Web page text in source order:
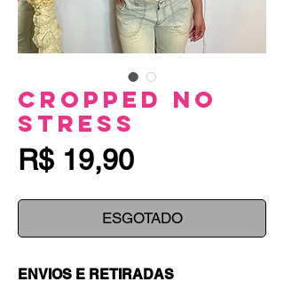
Cropped No
Stress
R$ 19,90Preço
ESGOTADO
ENVIOS E RETIRADAS